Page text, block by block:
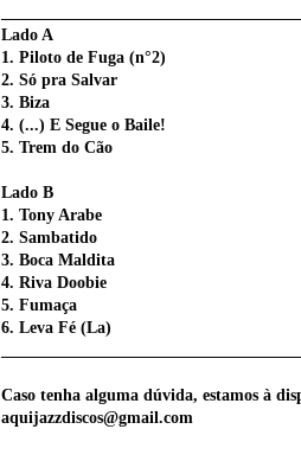
Lado A
1. Piloto de Fuga (n°2)
2. Só pra Salvar
3. Biza
4. (...) E Segue o Baile!
5. Trem do Cão
Lado B
1. Tony Arabe
2. Sambatido
3. Boca Maldita
4. Riva Doobie
5. Fumaça
6. Leva Fé (La)
Caso tenha alguma dúvida, estamos à
aquijazzdiscos@gmail.com